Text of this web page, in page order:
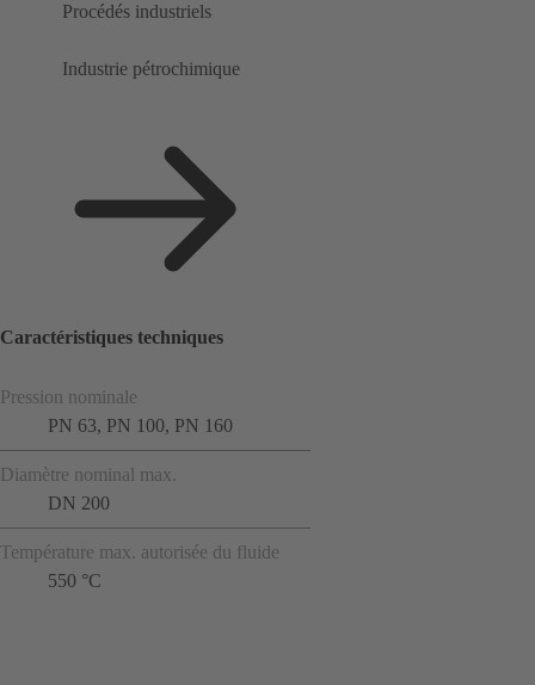
Procédés industriels
Industrie pétrochimique
Caractéristiques techniques
Pression nominale
PN 63, PN 100, PN 160
Diamètre nominal max.
DN 200
Température max. autorisée du fluide
550 °C